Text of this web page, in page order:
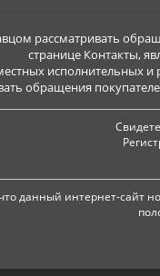
рассматривать
странице Контакты,
исполнительных
обращения
данный интернет-сайт